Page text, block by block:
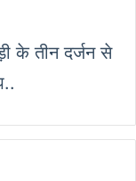
के तीन दर्जन से